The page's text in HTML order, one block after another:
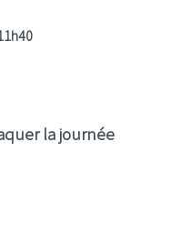
la journée